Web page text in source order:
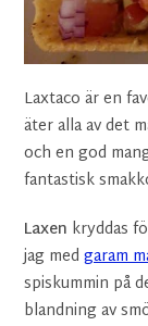
Laxtaco är en
äter alla av det
och en god
fantastisk
Laxen kryddas
jag medgaram
spiskummin på
blandning av